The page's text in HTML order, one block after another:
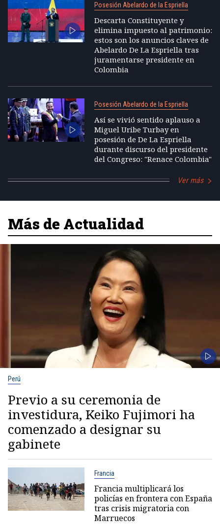
Posesión Abelardo de la Espriella
Descarta Constituyente y
elimina impuesto al patrimonio:
estos son los anuncios claves de
Abelardo De La Espriella tras
juramentarse presidente en
Colombia
Posesión Abelardo de la Espriella
Así se vivió sentido aplauso a
Miguel Uribe Turbay en
posesión de De La Espriella
durante discurso del presidente
del Congreso: "Renace Colombia"
Ver más
Más de Actualidad
Perú
Previo a su ceremonia de
investidura, Keiko Fujimori ha
comenzado a designar su
gabinete
Francia
Francia multiplicará los
policías en frontera con España
tras crisis migratoria con
Marruecos